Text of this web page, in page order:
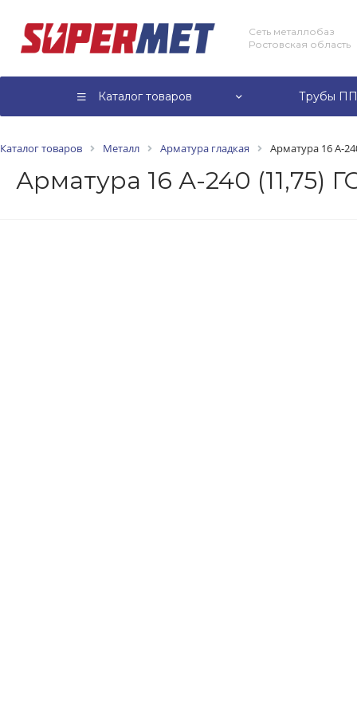
Сеть металлобаз
Ростовская область
Каталог товаров Трубы
Каталог товаров Металл Арматура гладкая Арматура 16 А-
Арматура 16 А-240 (11,75)